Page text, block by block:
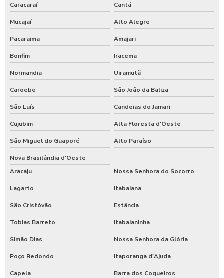
Caracaraí Cantá
Mucajaí Alto Alegre
Pacaraima Amajari
Bonfim Iracema
Normandia Uiramutã
Caroebe São João da Baliza
São Luís Candeias do Jamari
Cujubim Alta Floresta d'Oeste
São Miguel do Guaporé Alto Paraíso
Nova Brasilândia d'Oeste
Aracaju
Nossa Senhora do Socorro
Lagarto Itabaiana
São Cristóvão Estância
Tobias Barreto Itabaianinha
Simão Dias Nossa Senhora da Glória
Poço Redondo Itaporanga d'Ajuda
Capela Barra dos Coqueiros